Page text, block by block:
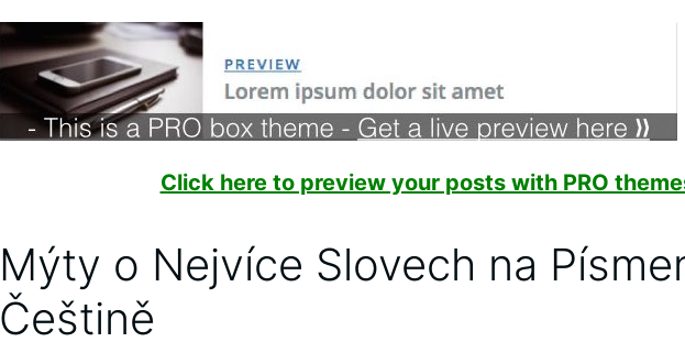
Click here to preview your posts with PRO
Mýty o Nejvíce Slovech na
Češtině